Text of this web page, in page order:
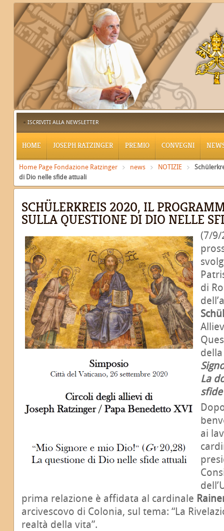
ISCRIVITI ALLA NEWSLETTER
HOME JOSEPH RATZINGER PREMIO CONVEGNI
Home Page Fondazione Ratzinger news NOTIZIE
di Dio nelle sfide attuali
SCHÜLERKREIS 2020, IL
SULLA QUESTIONE DI DIO NELLE
(7/
di
La
ai
prima relazione è affidata al cardinale
arcivescovo di Colonia, sul tema: “La
realtà della vita”.